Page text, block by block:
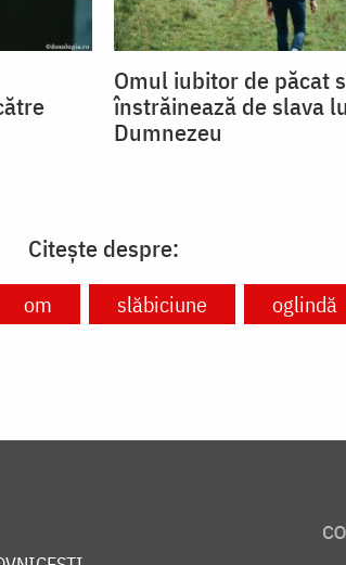
Omul iubitor de păcat
înstrăinează de slava
Dumnezeu
Citește despre:
om slăbiciune oglindă